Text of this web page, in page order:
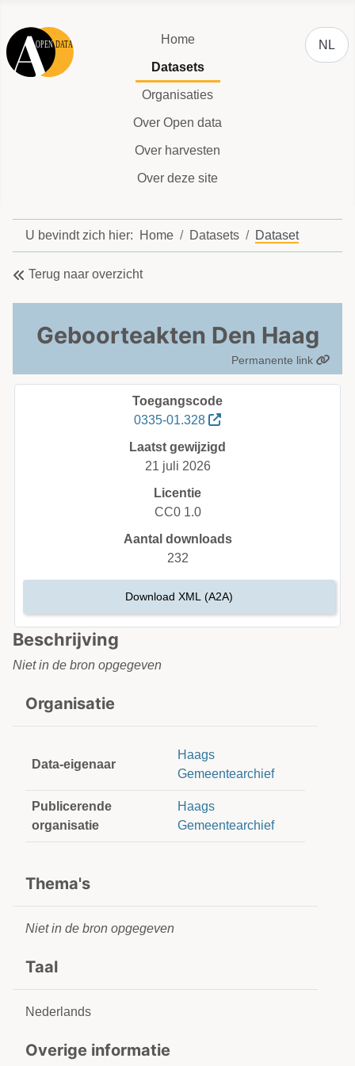
Home
Datasets
Organisaties
Over Open data
Over harvesten
Over deze site
NL
U bevindt zich hier: Home Datasets Dataset
Terug naar overzicht
Geboorteakten Den Haag
Permanente link
Beschrijving
Niet in de bron opgegeven
Organisatie
Data-eigenaar
Haags
Gemeentearchief
Publicerende
organisatie
Haags
Gemeentearchief
Thema's
Niet in de bron opgegeven
Taal
Nederlands
Overige informatie
Toegangscode
0335-01.328
Laatst gewijzigd
21 juli 2026
Licentie
CC0 1.0
Aantal downloads
232
Download XML (A2A)